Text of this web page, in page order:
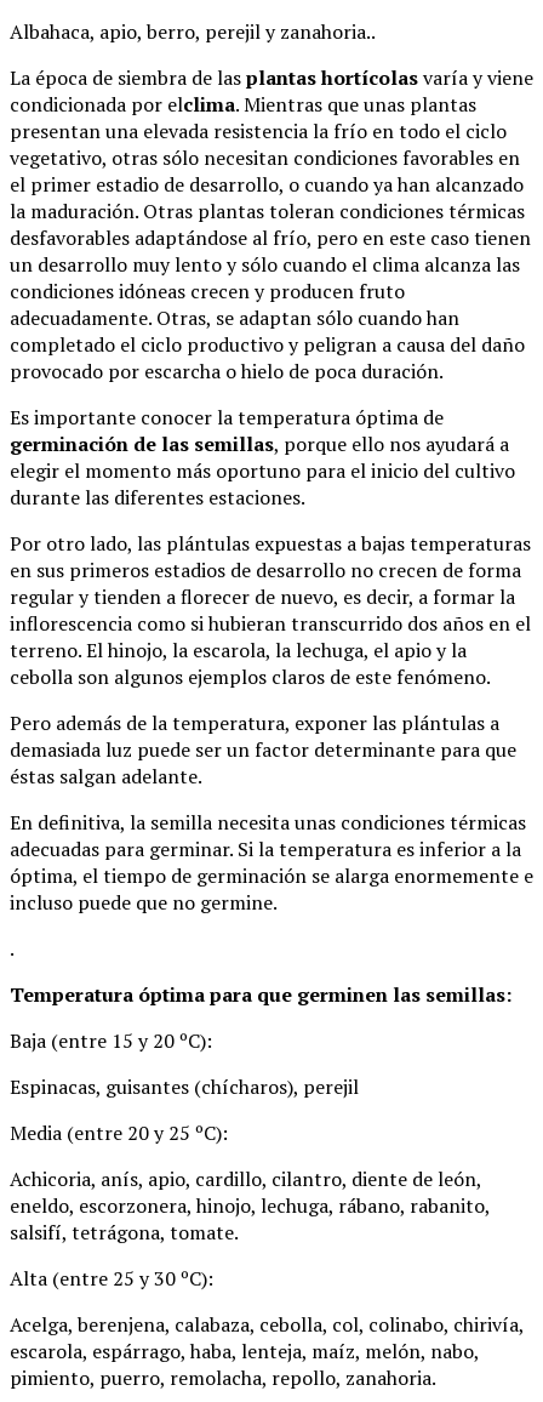
Albahaca, apio, berro, perejil y zanahoria..
La época de siembra de lasplantas hortícolasvaría y viene
condicionada por elclima. Mientras que unas plantas
presentan una elevada resistencia la frío en todo el ciclo
vegetativo, otras sólo necesitan condiciones favorables en
el primer estadio de desarrollo, o cuando ya han alcanzado
la maduración. Otras plantas toleran condiciones térmicas
desfavorables adaptándose al frío, pero en este caso tienen
un desarrollo muy lento y sólo cuando el clima alcanza las
condiciones idóneas crecen y producen fruto
adecuadamente. Otras, se adaptan sólo cuando han
completado el ciclo productivo y peligran a causa del daño
provocado por escarcha o hielo de poca duración.
Es importante conocer la temperatura óptima de
germinación de las semillas, porque ello nos ayudará a
elegir el momento más oportuno para el inicio del cultivo
durante las diferentes estaciones.
Por otro lado, las plántulas expuestas a bajas temperaturas
en sus primeros estadios de desarrollo no crecen de forma
regular y tienden a florecer de nuevo, es decir, a formar la
inflorescencia como si hubieran transcurrido dos años en el
terreno. El hinojo, la escarola, la lechuga, el apio y la
cebolla son algunos ejemplos claros de este fenómeno.
Pero además de la temperatura, exponer las plántulas a
demasiada luz puede ser un factor determinante para que
éstas salgan adelante.
En definitiva, la semilla necesita unas condiciones térmicas
adecuadas para germinar. Si la temperatura es inferior a la
óptima, el tiempo de germinación se alarga enormemente e
incluso puede que no germine.
.
Temperatura óptima para que germinen las semillas:
Baja (entre 15 y 20 ºC):
Espinacas, guisantes (chícharos), perejil
Media (entre 20 y 25 ºC):
Achicoria, anís, apio, cardillo, cilantro, diente de león,
eneldo, escorzonera, hinojo, lechuga, rábano, rabanito,
salsifí, tetrágona, tomate.
Alta (entre 25 y 30 ºC):
Acelga, berenjena, calabaza, cebolla, col, colinabo, chirivía,
escarola, espárrago, haba, lenteja, maíz, melón, nabo,
pimiento, puerro, remolacha, repollo, zanahoria.